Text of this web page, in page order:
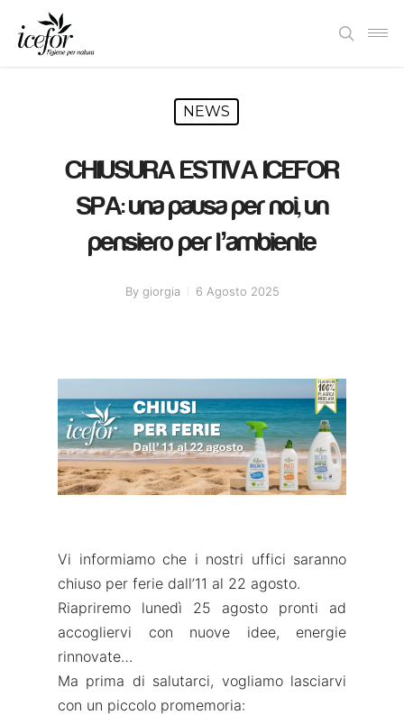
search
NEWS
CHIUSURA ESTIVA ICEFOR
SPA: una pausa per noi, un
pensiero per l’ambiente
By giorgia 6 Agosto 2025
Vi informiamo che i nostri uffici saranno
chiuso per ferie dall’11 al 22 agosto.
Riapriremo lunedì 25 agosto pronti ad
accogliervi con nuove idee, energie
rinnovate…
Ma prima di salutarci, vogliamo lasciarvi
con un piccolo promemoria: